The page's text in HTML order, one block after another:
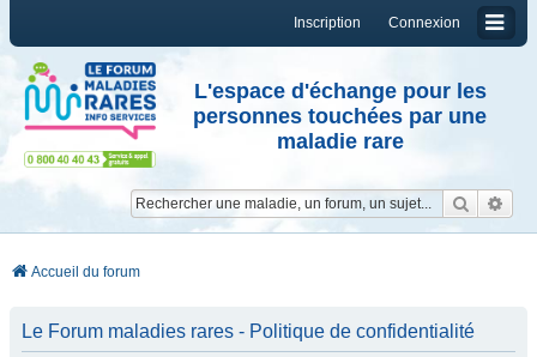
Connexion
Inscription
L'espace d'échange pour les
personnes touchées par une
maladie rare
Accueil du forum
Le Forum maladies rares - Politique de confidentialité